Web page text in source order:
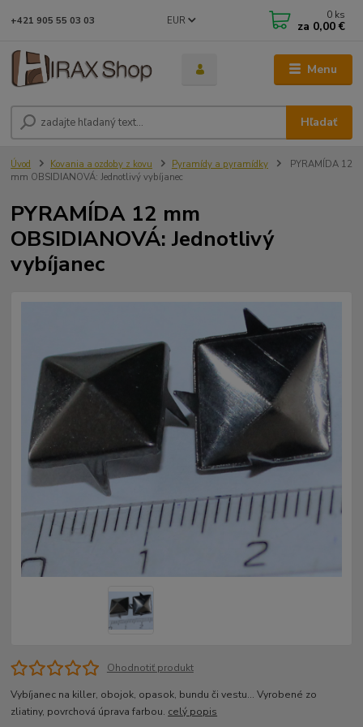
Menu
EUR
Hľadať
+421 905 55 03 03 0 ks
za 0,00 €
Úvod Kovania a ozdoby z kovu Pyramídy a pyramídky
PYRAMÍDA 12
mm OBSIDIANOVÁ: Jednotlivý vybíjanec
PYRAMÍDA 12 mm
OBSIDIANOVÁ: Jednotlivý
vybíjanec
Ohodnotiť produkt
Vybíjanec na killer, obojok, opasok, bundu či vestu... Vyrobené zo
zliatiny, povrchová úprava farbou. celý popis